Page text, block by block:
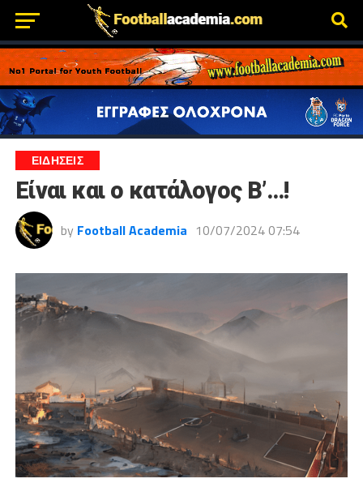
ΕΙΔΗΣΕΙΣ
Είναι και ο κατάλογος Β’…!
by Football Academia 10/07/2024 07:54